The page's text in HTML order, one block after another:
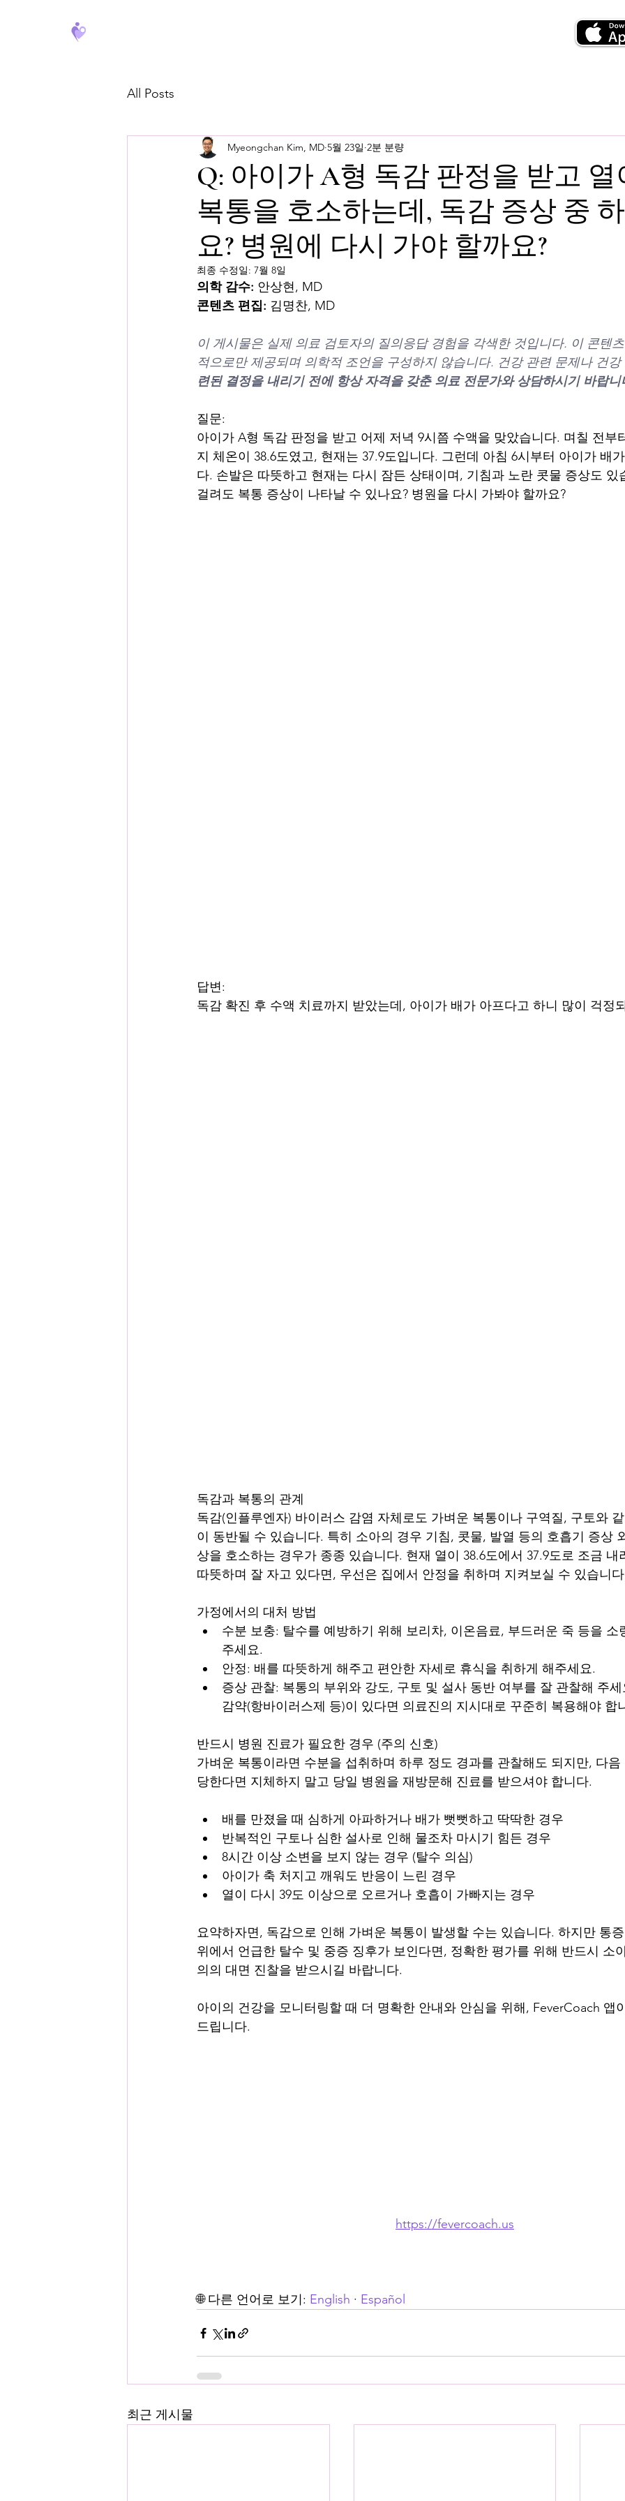
All Posts
Q: 아이가 A형 독감 판정을 받고 열
복통을 호소하는데, 독감 증상 중
요? 병원에 다시 가야 할까요?
Myeongchan Kim, MD 5월 23일 2분 분량
최종 수정일: 7월 8일
의학 감수: 안상현, MD
콘텐츠 편집: 김명찬, MD
이 게시물은 실제 의료 검토자의 질의응답 경험을 각색한 것입니다. 이 콘텐
적으로만 제공되며 의학적 조언을 구성하지 않습니다. 건강 관련 문제나 건강
련된 결정을 내리기 전에 항상 자격을 갖춘 의료 전문가와 상담하시기 바랍니
질문:
아이가 A형 독감 판정을 받고 어제 저녁 9시쯤 수액을 맞았습니다. 며칠 전부
지 체온이 38.6도였고, 현재는 37.9도입니다. 그런데 아침 6시부터 아이가 배
다. 손발은 따뜻하고 현재는 다시 잠든 상태이며, 기침과 노란 콧물 증상도 있
걸려도 복통 증상이 나타날 수 있나요? 병원을 다시 가봐야 할까요?
답변:
독감 확진 후 수액 치료까지 받았는데, 아이가 배가 아프다고 하니 많이 걱정
독감과 복통의 관계
독감(인플루엔자) 바이러스 감염 자체로도 가벼운 복통이나 구역질, 구토와
이 동반될 수 있습니다. 특히 소아의 경우 기침, 콧물, 발열 등의 호흡기 증상
상을 호소하는 경우가 종종 있습니다. 현재 열이 38.6도에서 37.9도로 조금 내
따뜻하며 잘 자고 있다면, 우선은 집에서 안정을 취하며 지켜보실 수 있습니
가정에서의 대처 방법
수분 보충: 탈수를 예방하기 위해 보리차, 이온음료, 부드러운 죽 등을 소
주세요.
안정: 배를 따뜻하게 해주고 편안한 자세로 휴식을 취하게 해주세요.
증상 관찰: 복통의 부위와 강도, 구토 및 설사 동반 여부를 잘 관찰해 주
감약(항바이러스제 등)이 있다면 의료진의 지시대로 꾸준히 복용해야 합
반드시 병원 진료가 필요한 경우 (주의 신호)
가벼운 복통이라면 수분을 섭취하며 하루 정도 경과를 관찰해도 되지만, 다음
당한다면 지체하지 말고 당일 병원을 재방문해 진료를 받으셔야 합니다.
배를 만졌을 때 심하게 아파하거나 배가 뻣뻣하고 딱딱한 경우
반복적인 구토나 심한 설사로 인해 물조차 마시기 힘든 경우
8시간 이상 소변을 보지 않는 경우 (탈수 의심)
아이가 축 처지고 깨워도 반응이 느린 경우
열이 다시 39도 이상으로 오르거나 호흡이 가빠지는 경우
요약하자면, 독감으로 인해 가벼운 복통이 발생할 수는 있습니다. 하지만 통
위에서 언급한 탈수 및 중증 징후가 보인다면, 정확한 평가를 위해 반드시 소
의의 대면 진찰을 받으시길 바랍니다.
아이의 건강을 모니터링할 때 더 명확한 안내와 안심을 위해, FeverCoach 앱
드립니다.
https://fevercoach.us
🌐 다른 언어로 보기: English · Español
최근 게시물